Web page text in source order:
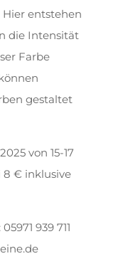
entstehen
die Intensität
Farbe
gestaltet
von 15-17
8 € inklusive
939 711